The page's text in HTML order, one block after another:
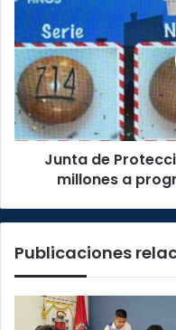
de
Protección
Social
destinó
₡38
mil
millones
a
programas
sociales
Junta de
millones a
Publicaciones